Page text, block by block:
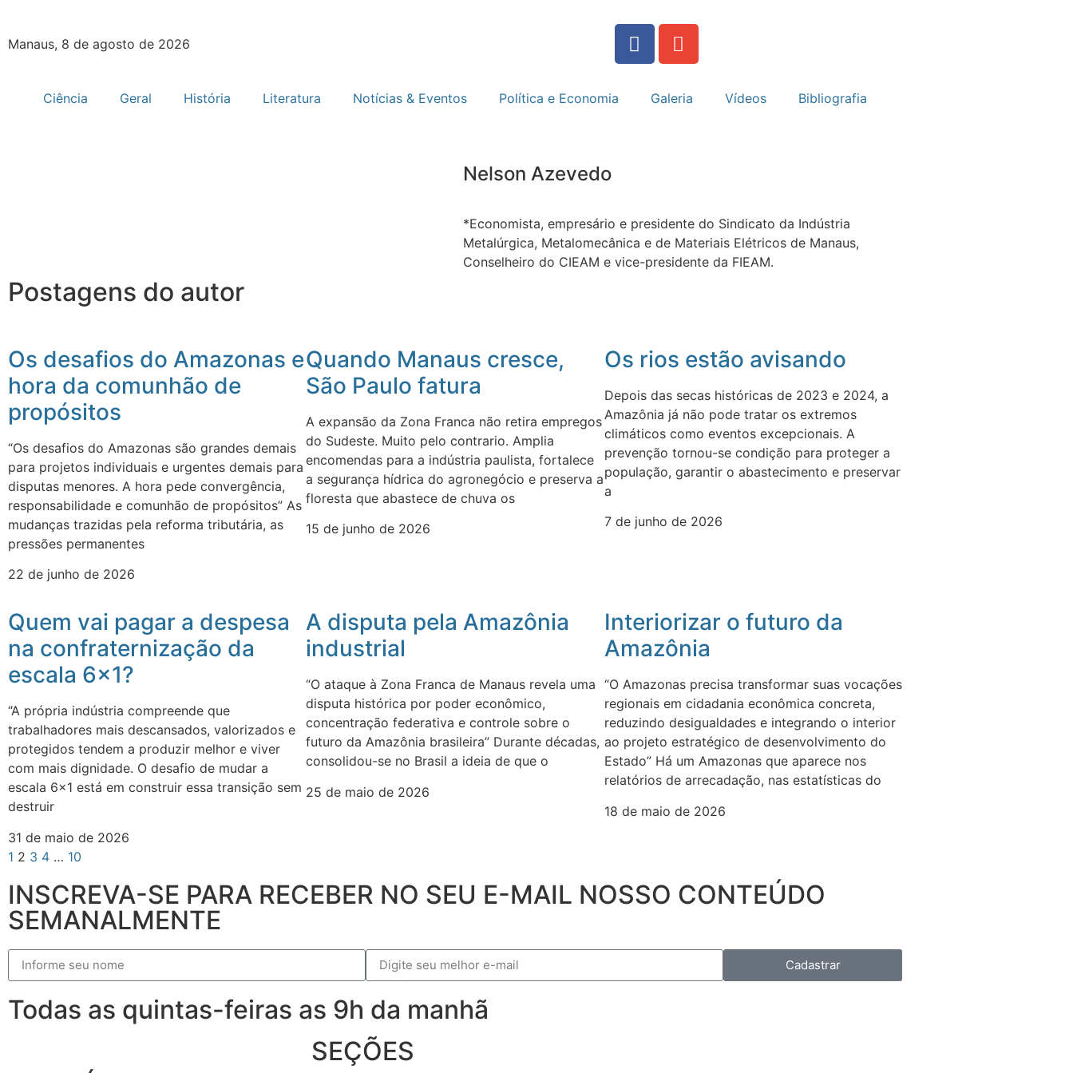
Manaus, 8 de agosto de 2026
Ciência Geral História Literatura Notícias & Eventos Política e Economia Galeria Vídeos Bibliografia
Nelson Azevedo
*Economista, empresário e presidente do Sindicato da Indústria
Metalúrgica, Metalomecânica e de Materiais Elétricos de Manaus,
Conselheiro do CIEAM e vice-presidente da FIEAM.
Postagens do autor
Os desafios do Amazonas e
hora da comunhão de
propósitos
“Os desafios do Amazonas são grandes demais
para projetos individuais e urgentes demais para
disputas menores. A hora pede convergência,
responsabilidade e comunhão de propósitos” As
mudanças trazidas pela reforma tributária, as
pressões permanentes
22 de junho de 2026
Quando Manaus cresce,
São Paulo fatura
A expansão da Zona Franca não retira empregos
do Sudeste. Muito pelo contrario. Amplia
encomendas para a indústria paulista, fortalece
a segurança hídrica do agronegócio e preserva a
floresta que abastece de chuva os
15 de junho de 2026
Os rios estão avisando
Depois das secas históricas de 2023 e 2024, a
Amazônia já não pode tratar os extremos
climáticos como eventos excepcionais. A
prevenção tornou-se condição para proteger a
população, garantir o abastecimento e preservar
a
7 de junho de 2026
Quem vai pagar a despesa
na confraternização da
escala 6×1?
“A própria indústria compreende que
trabalhadores mais descansados, valorizados e
protegidos tendem a produzir melhor e viver
com mais dignidade. O desafio de mudar a
escala 6×1 está em construir essa transição sem
destruir
31 de maio de 2026
A disputa pela Amazônia
industrial
“O ataque à Zona Franca de Manaus revela uma
disputa histórica por poder econômico,
concentração federativa e controle sobre o
futuro da Amazônia brasileira” Durante décadas,
consolidou-se no Brasil a ideia de que o
25 de maio de 2026
Interiorizar o futuro da
Amazônia
“O Amazonas precisa transformar suas vocações
regionais em cidadania econômica concreta,
reduzindo desigualdades e integrando o interior
ao projeto estratégico de desenvolvimento do
Estado” Há um Amazonas que aparece nos
relatórios de arrecadação, nas estatísticas do
18 de maio de 2026
1 2 3 4 … 10
INSCREVA-SE PARA RECEBER NO SEU E-MAIL NOSSO CONTEÚDO
SEMANALMENTE
Cadastrar
Todas as quintas-feiras as 9h da manhã
SEÇÕES